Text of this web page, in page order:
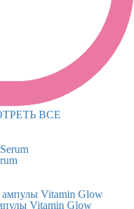
ВСЕ
Vitamin Glow